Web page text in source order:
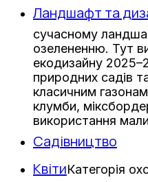
Ландшафт та
сучасному
озелененню. Тут
екодизайну
природних садів
класичним
клумби,
використання
Садівництво
КвітиКатегорія